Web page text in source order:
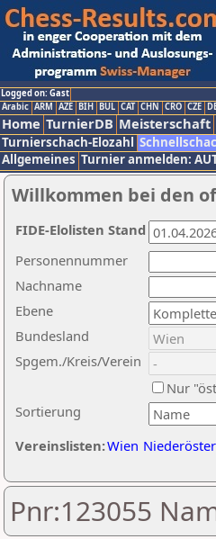
Logged on: Gast
Arabic ARM AZE BIH BUL CAT CHN CRO CZE
Home TurnierDB Meisterschaft
Turnierschach-Elozahl
Allgemeines Turnier anmelden:
Willkommen bei den
Nachname
Ebene
Sortierung
Personennummer
Bundesland
Spgem./Kreis/Verein
Nur
Vereinslisten:Wien
FIDE-Elolisten Stand
Pnr:123055